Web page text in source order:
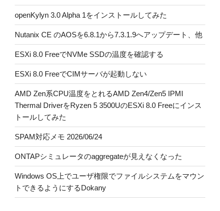
openKylyn 3.0 Alpha 1をインストールしてみた
Nutanix CE のAOSを6.8.1から7.3.1.9へアップデート、他
ESXi 8.0 FreeでNVMe SSDの温度を確認する
ESXi 8.0 FreeでCIMサーバが起動しない
AMD Zen系CPU温度をとれるAMD Zen4/Zen5 IPMI
Thermal DriverをRyzen 5 3500UのESXi 8.0 Freeにインス
トールしてみた
SPAM対応メモ 2026/06/24
ONTAPシミュレータのaggregateが見えなくなった
Windows OS上でユーザ権限でファイルシステムをマウン
トできるようにするDokany